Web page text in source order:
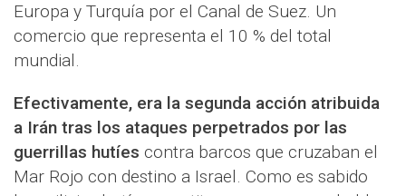
Europa y Turquía por el Canal de Suez. Un
comercio que representa el 10 % del total
mundial.
Efectivamente, era la segunda acción atribuida
a Irán tras los ataques perpetrados por las
guerrillas hutíes contra barcos que cruzaban el
Mar Rojo con destino a Israel. Como es sabido